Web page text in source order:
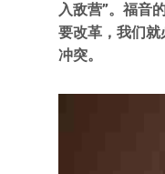
入敌营”。福音
要改革，我们
冲突。